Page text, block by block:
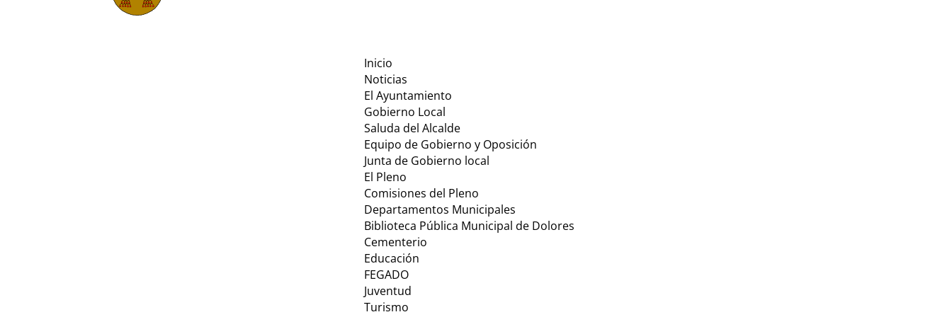
Inicio
Noticias
El Ayuntamiento
Gobierno Local
Saluda del Alcalde
Equipo de Gobierno y Oposición
Junta de Gobierno local
El Pleno
Comisiones del Pleno
Departamentos Municipales
Biblioteca Pública Municipal de Dolores
Cementerio
Educación
FEGADO
Juventud
Turismo